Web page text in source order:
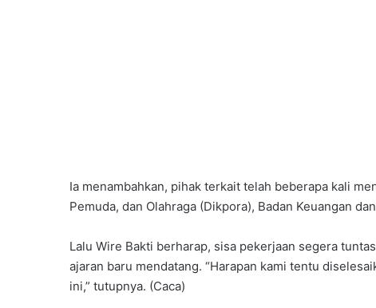
Ia menambahkan, pihak terkait telah beberapa kali
Pemuda, dan Olahraga (Dikpora), Badan Keuangan
Lalu Wire Bakti berharap, sisa pekerjaan segera
ajaran baru mendatang. “Harapan kami tentu
ini,” tutupnya. (Caca)